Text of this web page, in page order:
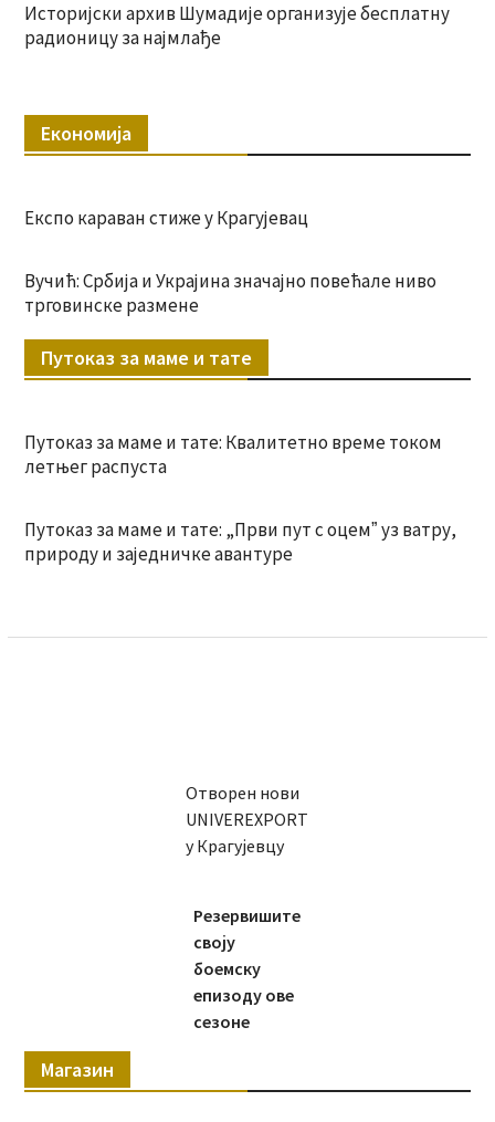
Историјски архив Шумадије организује бесплатну
радионицу за најмлађе
Економија
Експо караван стиже у Крагујевац
Вучић: Србија и Украјина значајно повећале ниво
трговинске размене
Путоказ за маме и тате
Путоказ за маме и тате: Квалитетно време током
летњег распуста
Путоказ за маме и тате: „Први пут с оцемˮ уз ватру,
природу и заједничке авантуре
Отворен нови
UNIVEREXPORT
у Крагујевцу
Резервишите
своју
боемску
епизоду ове
сезоне
Магазин